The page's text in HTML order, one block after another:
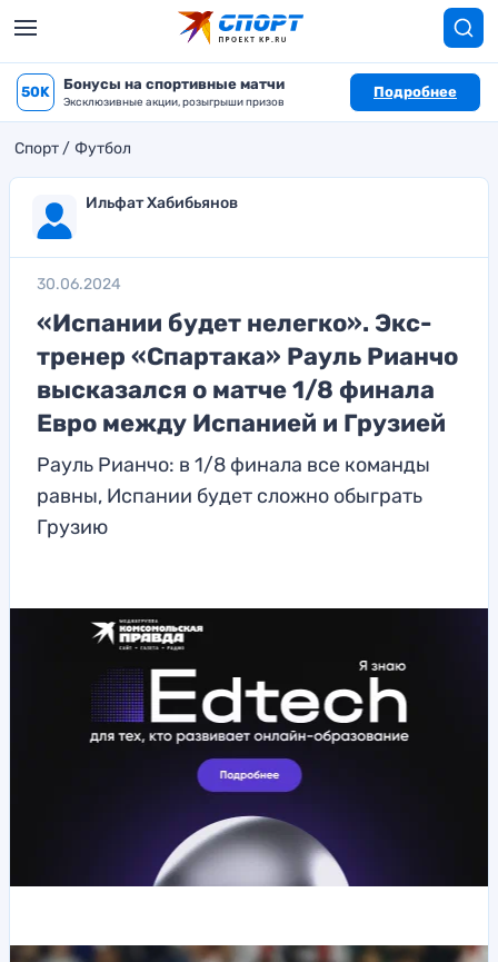
50K Бонусы на спортивные матчи
Эксклюзивные акции, розыгрыши призов
Подробнее
Спорт Футбол
Ильфат Хабибьянов
30.06.2024
«Испании будет нелегко». Экс-
тренер «Спартака» Рауль Рианчо
высказался о матче 1/8 финала
Евро между Испанией и Грузией
Рауль Рианчо: в 1/8 финала все команды
равны, Испании будет сложно обыграть
Грузию